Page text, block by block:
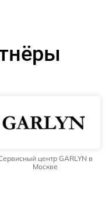
центр GARLYN в
Москве